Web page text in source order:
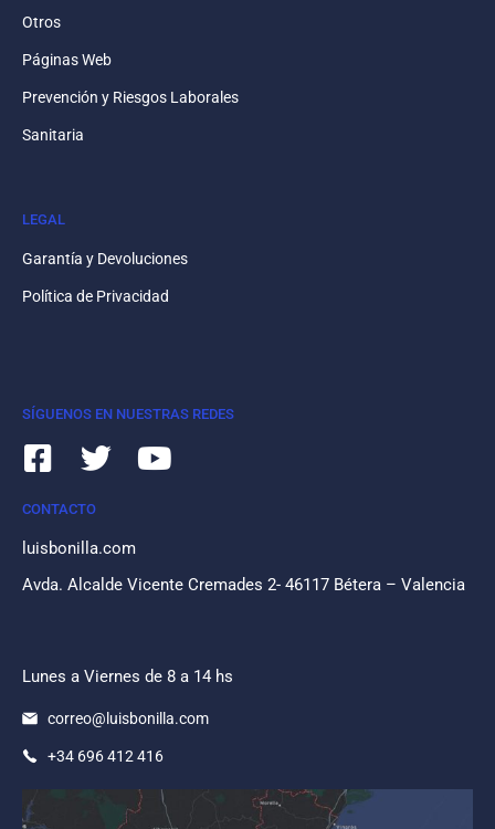
Otros
Páginas Web
Prevención y Riesgos Laborales
Sanitaria
LEGAL
Garantía y Devoluciones
Política de Privacidad
SÍGUENOS EN NUESTRAS REDES
CONTACTO
luisbonilla.com
Avda. Alcalde Vicente Cremades 2- 46117 Bétera – Valencia
Lunes a Viernes de 8 a 14 hs
correo@luisbonilla.com
+34 696 412 416